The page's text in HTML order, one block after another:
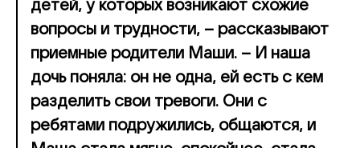
детей, у которых возникают схожие
вопросы и трудности, – рассказывают
приемные родители Маши. – И наша
дочь поняла: он не одна, ей есть с кем
разделить свои тревоги. Они с
ребятами подружились, общаются, и